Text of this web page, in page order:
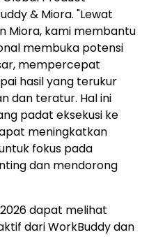
& Miora. "Lewat
Miora, kami membantu
membuka potensi
mempercepat
hasil yang terukur
dan teratur. Hal ini
padat eksekusi ke
meningkatkan
fokus pada
dan mendorong
dapat melihat
dari WorkBuddy dan